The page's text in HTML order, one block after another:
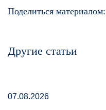
Поделиться материалом:
Другие статьи
07.08.2026